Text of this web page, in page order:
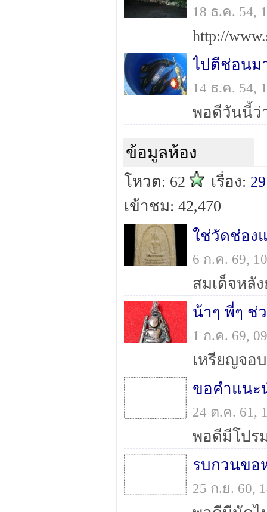
18 ธ.ค. 54,
ไปตีช่อนม
14 ธ.ค. 54,
ข้อมูลห้อง
โหวต: 62 เรื่อง: 29
เข้าชม: 42,470
ใช่วัดช่อง
6 ก.ค. 69,
น้าๆ พี่ๆ ช่
1 ก.ค. 69,
เหรียญจอ
ขอคำแนะ
24 ต.ค. 61,
รบกวนขอ
25 ก.ย. 60,